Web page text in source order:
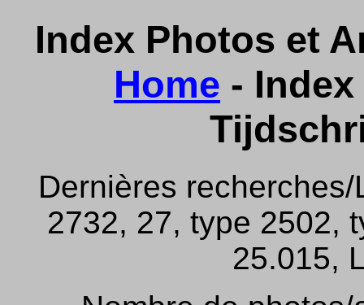
Index Photos et
Home -
Dernières
2732, 27, type 2502,
25.015,